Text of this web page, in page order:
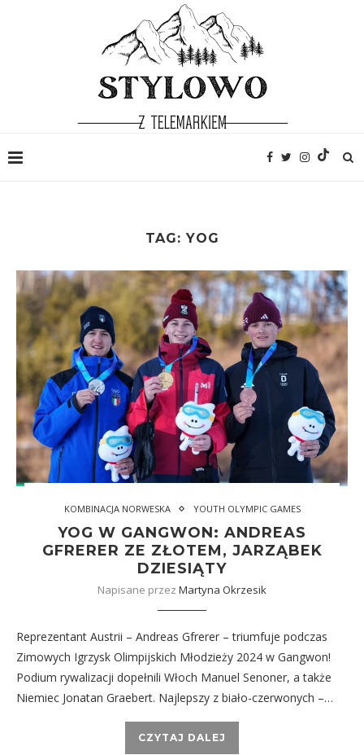
TAG: YOG
KOMBINACJA NORWESKA YOUTH OLYMPIC GAMES
YOG W GANGWON: ANDREAS
GFRERER ZE ZŁOTEM, JARZĄBEK
DZIESIĄTY
Napisane przez Martyna Okrzesik
Reprezentant Austrii – Andreas Gfrerer – triumfuje podczas
Zimowych Igrzysk Olimpijskich Młodzieży 2024 w Gangwon!
Podium rywalizacji dopełnili Włoch Manuel Senoner, a także
Niemiec Jonatan Graebert. Najlepszy z biało-czerwonych –…
CZYTAJ DALEJ